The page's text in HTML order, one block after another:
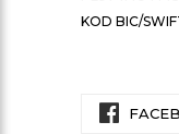
KOD BIC/